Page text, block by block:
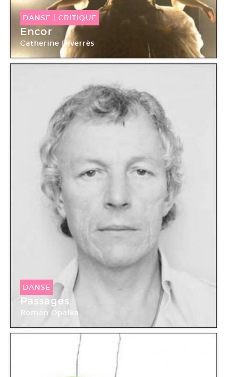
DANSE | CRITIQUE
Encor
Catherine Diverrès
Le Toboggan
DANSE
Passages
Roman Opalka